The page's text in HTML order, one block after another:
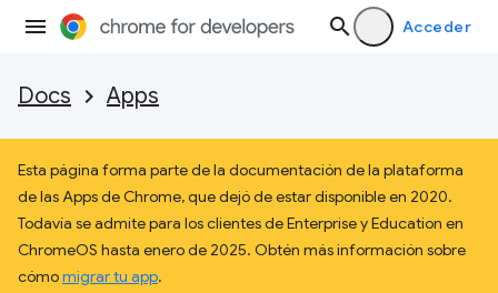
Acceder
Docs Apps
Esta página forma parte de la documentación de la plataforma
de las Apps de Chrome, que dejó de estar disponible en 2020.
Todavía se admite para los clientes de Enterprise y Education en
ChromeOS hasta enero de 2025. Obtén más información sobre
cómomigrar tu app.